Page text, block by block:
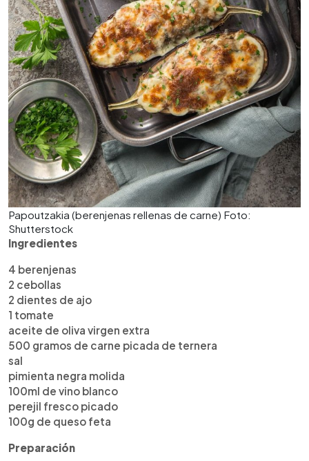
Papoutzakia (berenjenas rellenas de carne) Foto:
Shutterstock
Ingredientes
4 berenjenas
2 cebollas
2 dientes de ajo
1 tomate
aceite de oliva virgen extra
500 gramos de carne picada de ternera
sal
pimienta negra molida
100ml de vino blanco
perejil fresco picado
100g de queso feta
Preparación